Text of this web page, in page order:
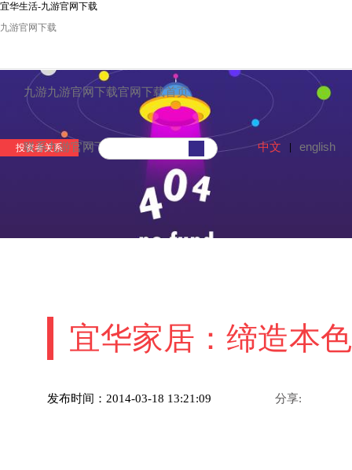
宜华生活-九游官网下载
九游官网下载
九游九游官网下载官网下载首页
联系九游官网下载
投资者关系 中文 english
宜华家居：缔造本
发布时间：2014-03-18 13:21:09 分享: